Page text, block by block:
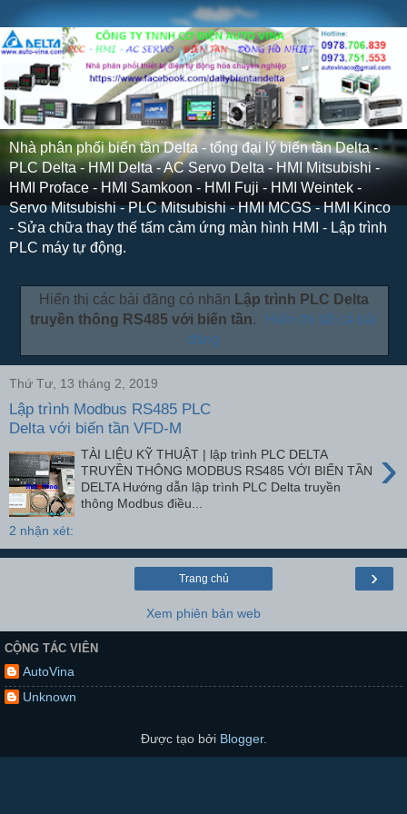
Nhà phân phối biến tần Delta - tổng đại lý biến tần Delta -
PLC Delta - HMI Delta - AC Servo Delta - HMI Mitsubishi -
HMI Proface - HMI Samkoon - HMI Fuji - HMI Weintek -
Servo Mitsubishi - PLC Mitsubishi - HMI MCGS - HMI Kinco
- Sửa chữa thay thế tấm cảm ứng màn hình HMI - Lập trình
PLC máy tự động.
Hiển thị các bài đăng có nhãn Lập trình PLC Delta
truyền thông RS485 với biến tần.
Hiển thị tất cả bài
đăng
Thứ Tư, 13 tháng 2, 2019
Lập trình Modbus RS485 PLC
Delta với biến tần VFD-M
›
TÀI LIỆU KỸ THUẬT | lập trình PLC DELTA
TRUYỀN THÔNG MODBUS RS485 VỚI BIẾN TẦN
DELTA Hướng dẫn lập trình PLC Delta truyền
thông Modbus điều...
2 nhận xét:
›
Trang chủ
Xem phiên bản web
CỘNG TÁC VIÊN
AutoVina
Unknown
Được tạo bởi Blogger.